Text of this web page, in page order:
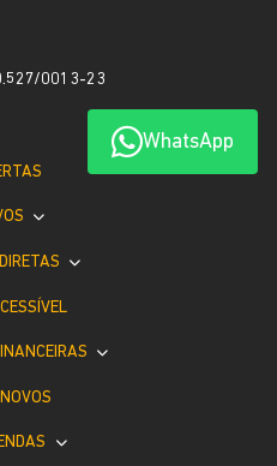
WhatsApp
0013-23